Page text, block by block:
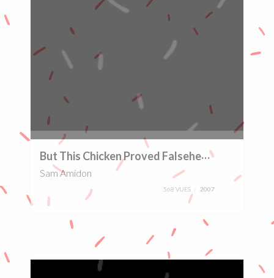
B
ut This Chicken Proved Falsehearted
Sam Amidon
568 VUES 2007